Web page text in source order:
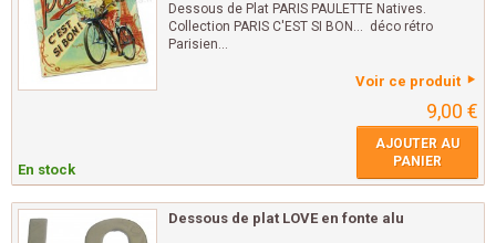
Dessous de Plat PARIS PAULETTE Natives.
Collection PARIS C'EST SI BON... déco rétro
Parisien...
Voir ce produit
9,00 €
En stock
AJOUTER AU
PANIER
Dessous de plat LOVE en fonte alu